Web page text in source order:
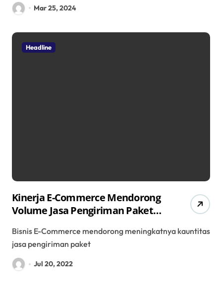
Mar 25, 2024
Headline
Kinerja E-Commerce Mendorong
Volume Jasa Pengiriman Paket
Bisnis E-Commerce mendorong meningkatnya kauntitas
jasa pengiriman paket
Jul 20, 2022